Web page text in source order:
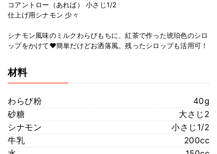
コアントロー（あれば） 小さじ1/2
仕上げ用シナモン 少々
シナモン風味のミルクわらびもちに、紅茶で作った琥珀色のシロ
ップをかけて♥簡単だけどお洒落風。残ったシロップも活用可！
材料
わらび粉
40g
砂糖
大さじ2
シナモン
小さじ1/2
牛乳
200cc